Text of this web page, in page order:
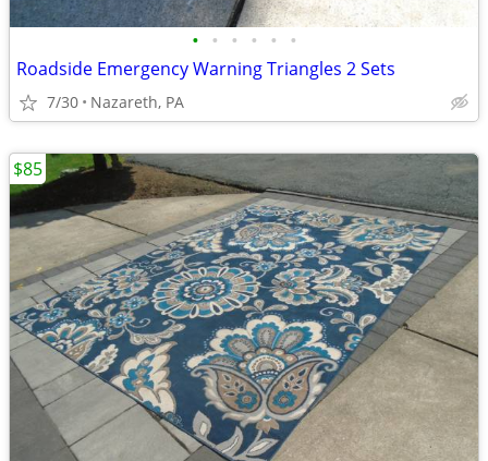
• • • • • •
Roadside Emergency Warning Triangles 2 Sets
7/30 Nazareth, PA
$85